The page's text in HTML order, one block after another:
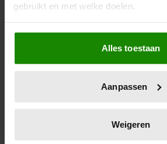
gebruikt en met welke doelen.
Als u het toestaat, willen we ook
Informatie verzamelen over
locatie, die tot een paar meter
scannen op specifieke
verwerkt en stel uw voorkeuren in het
Alles toestaan
Aanpassen
Weigeren